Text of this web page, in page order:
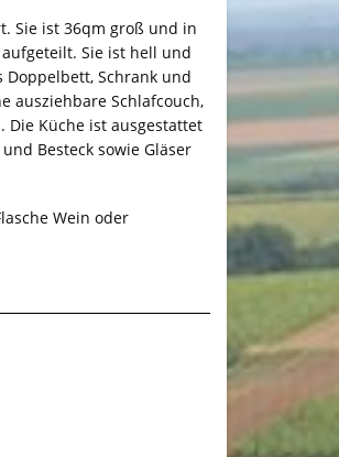
Sie ist 36qm groß und in
Sie ist hell und
Schrank und
ausziehbare Schlafcouch,
Die Küche ist ausgestattet
Besteck sowie Gläser
Wein oder